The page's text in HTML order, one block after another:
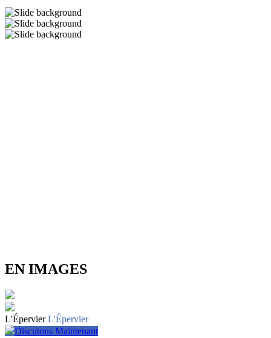
EN IMAGES
L'Épervier L'Épervier
Discutons Maintenant